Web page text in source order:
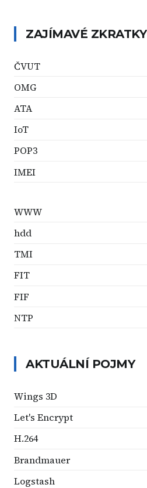
ZAJÍMAVÉ ZKRATKY
ČVUT
OMG
ATA
IoT
POP3
IMEI
WWW
hdd
TMI
FIT
FIF
NTP
AKTUÁLNÍ POJMY
Wings 3D
Let's Encrypt
H.264
Brandmauer
Logstash